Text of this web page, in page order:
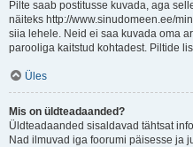
Pilte saab postitusse kuvada, aga
näiteks http://www.sinudomeen.ee/
siia lehele. Neid ei saa kuvada oma
parooliga kaitstud kohtadest. Piltide
Üles
Mis on üldteadaanded?
Üldteadaanded sisaldavad tähtsat
Nad ilmuvad iga foorumi päisesse ja